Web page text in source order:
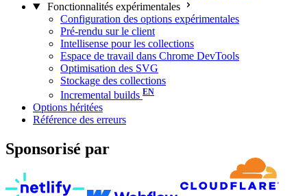
Fonctionnalités expérimentales
Configuration des options expérimentales
Pré-rendu sur le client
Intellisense pour les collections
Espace de travail dans Chrome DevTools
Optimisation des SVG
Stockage des collections
Incremental builds
Options héritées
Référence des erreurs
Sponsorisé par